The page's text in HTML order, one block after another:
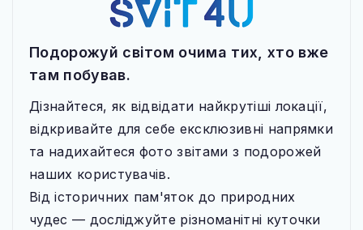
Подорожуй світом очима тих, хто вже
там побував.
Дізнайтеся, як відвідати найкрутіші локації,
відкривайте для себе ексклюзивні напрямки
та надихайтеся фото звітами з подорожей
наших користувачів.
Від історичних пам'яток до природних
чудес — досліджуйте різноманітні куточки